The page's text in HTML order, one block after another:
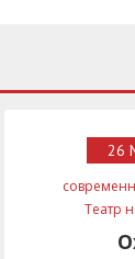
26
Театр